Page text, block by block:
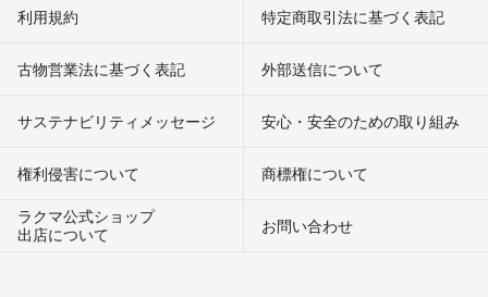
利用規約 特定商取引法に基づく表記
古物営業法に基づく表記 外部送信について
サステナビリティメッセージ 安心・安全のための取り組み
権利侵害について
商標権について
ラクマ公式ショップ
出店について
お問い合わせ